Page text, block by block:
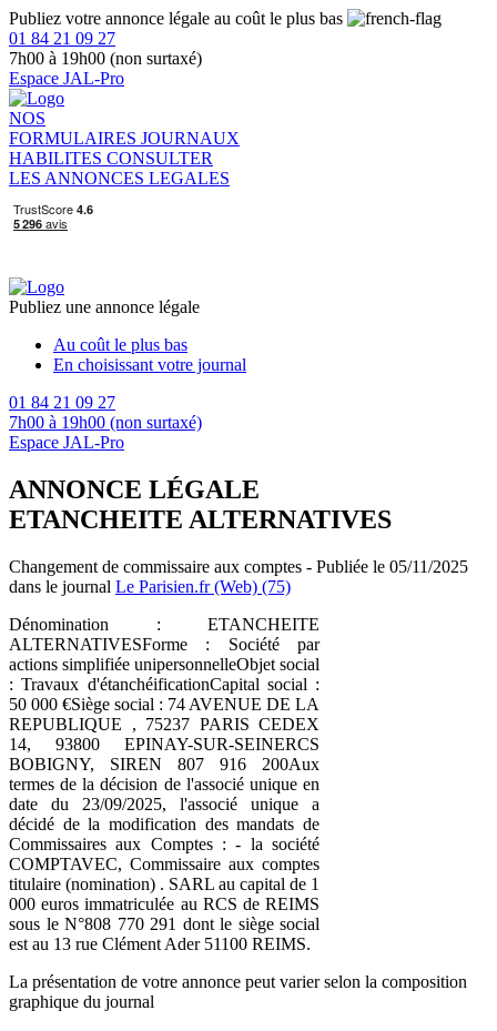
Publiez votre annonce légale au coût le plus bas
01 84 21 09 27
7h00 à 19h00 (non surtaxé)
Espace JAL-Pro
NOS
FORMULAIRES JOURNAUX
HABILITES CONSULTER
LES ANNONCES LEGALES
Publiez une annonce légale
Au coût le plus bas
En choisissant votre journal
01 84 21 09 27
7h00 à 19h00 (non surtaxé)
Espace JAL-Pro
ANNONCE LÉGALE
ETANCHEITE ALTERNATIVES
Changement de commissaire aux comptes - Publiée le 05/11/2025
dans le journal Le Parisien.fr (Web) (75)
Dénomination : ETANCHEITE
ALTERNATIVESForme : Société par
actions simplifiée unipersonnelleObjet social
: Travaux d'étanchéificationCapital social :
50 000 €Siège social : 74 AVENUE DE LA
REPUBLIQUE , 75237 PARIS CEDEX
14, 93800 EPINAY-SUR-SEINERCS
BOBIGNY, SIREN 807 916 200Aux
termes de la décision de l'associé unique en
date du 23/09/2025, l'associé unique a
décidé de la modification des mandats de
Commissaires aux Comptes : - la société
COMPTAVEC, Commissaire aux comptes
titulaire (nomination) . SARL au capital de 1
000 euros immatriculée au RCS de REIMS
sous le N°808 770 291 dont le siège social
est au 13 rue Clément Ader 51100 REIMS.
La présentation de votre annonce peut varier selon la composition
graphique du journal